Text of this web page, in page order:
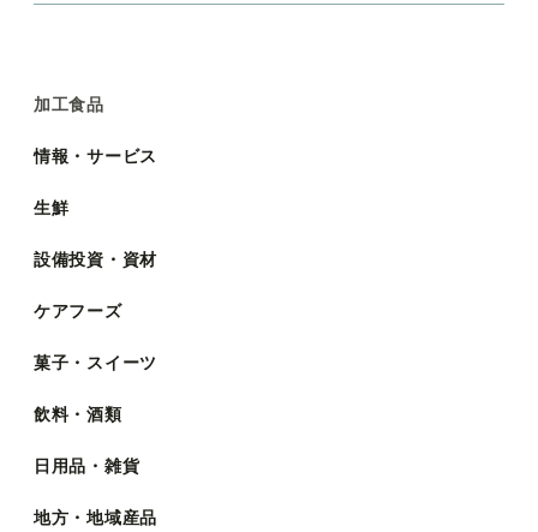
加工食品
情報・サービス
生鮮
設備投資・資材
ケアフーズ
菓子・スイーツ
飲料・酒類
日用品・雑貨
地方・地域産品